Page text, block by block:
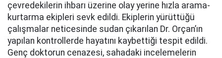
çevredekilerin ihbarı üzerine olay yerine hızla arama-
kurtarma ekipleri sevk edildi. Ekiplerin yürüttüğü
çalışmalar neticesinde sudan çıkarılan Dr. Orçan’ın
yapılan kontrollerde hayatını kaybettiği tespit edildi.
Genç doktorun cenazesi, sahadaki incelemelerin